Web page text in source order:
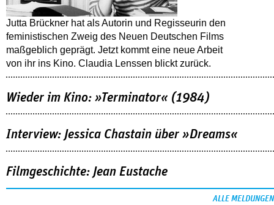
Jutta Brückner hat als Autorin und Regisseurin den
feministischen Zweig des Neuen Deutschen Films
maßgeblich geprägt. Jetzt kommt eine neue Arbeit
von ihr ins Kino. Claudia Lenssen blickt zurück.
Wieder im Kino: »Terminator« (1984)
Interview: Jessica Chastain über »Dreams«
Filmgeschichte: Jean Eustache
ALLE MELDUNGEN